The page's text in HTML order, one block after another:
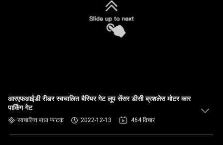
आरएफआईडी रीडर स्वचालित बैरियर गेट लूप सेंसर डीसी ब्रशलेस मोटर कार
पार्किंग गेट
स्वचालित बाधा फाटक 2022-12-13 464 विचार